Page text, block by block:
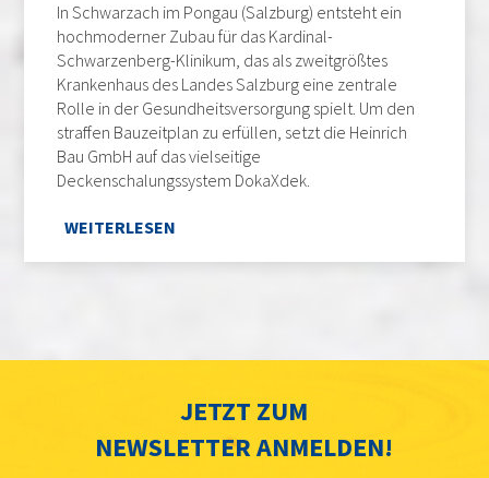
In Schwarzach im Pongau (Salzburg) entsteht ein
hochmoderner Zubau für das Kardinal-
Schwarzenberg-Klinikum, das als zweitgrößtes
Krankenhaus des Landes Salzburg eine zentrale
Rolle in der Gesundheitsversorgung spielt. Um den
straffen Bauzeitplan zu erfüllen, setzt die Heinrich
Bau GmbH auf das vielseitige
Deckenschalungssystem DokaXdek.
WEITERLESEN
JETZT ZUM
NEWSLETTER ANMELDEN!